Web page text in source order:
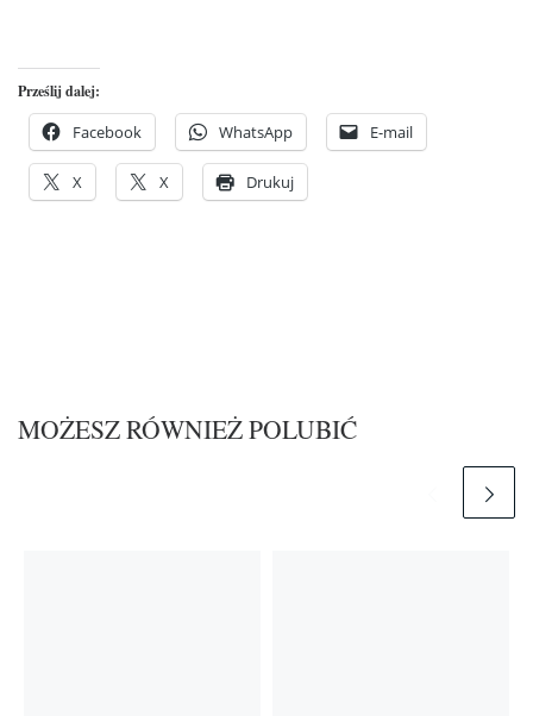
Prześlij dalej:
Facebook WhatsApp E-mail
X X Drukuj
MOŻESZ RÓWNIEŻ POLUBIĆ